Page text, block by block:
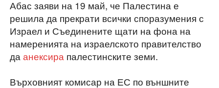
Абас заяви на 19 май, че Палестина е
решила да прекрати всички споразумения с
Израел и Съединените щати на фона на
намеренията на израелското правителство
да анексира палестинските земи.
Върховният комисар на ЕС по външните